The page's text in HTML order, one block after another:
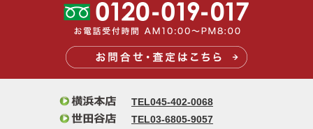
TEL045-402-0068
TEL03-6805-9057